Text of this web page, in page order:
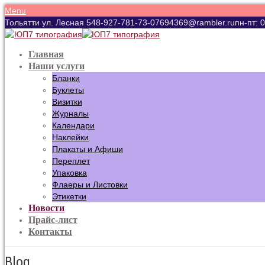
Menu
Тольятти ул. Лесная 548-927-781-73-07694369@rambler.ruпн-пт:
Главная
Наши услуги
Бланки
Буклеты
Визитки
Журналы
Календари
Наклейки
Плакаты и Афиши
Переплет
Упаковка
Флаеры и Листовки
Этикетки
Новости
Прайс-лист
Контакты